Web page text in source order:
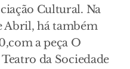
Cultural. Na
Abril, há também
a peça O
da Sociedade